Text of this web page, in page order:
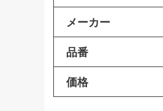
メーカー
品番
価格